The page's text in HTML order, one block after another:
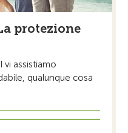
protezione
vi assistiamo
qualunque cosa